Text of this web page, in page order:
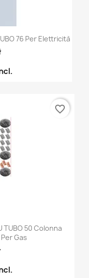
76 Per Elettricità
TUBO 50 Colonna
Gas
favorite_border